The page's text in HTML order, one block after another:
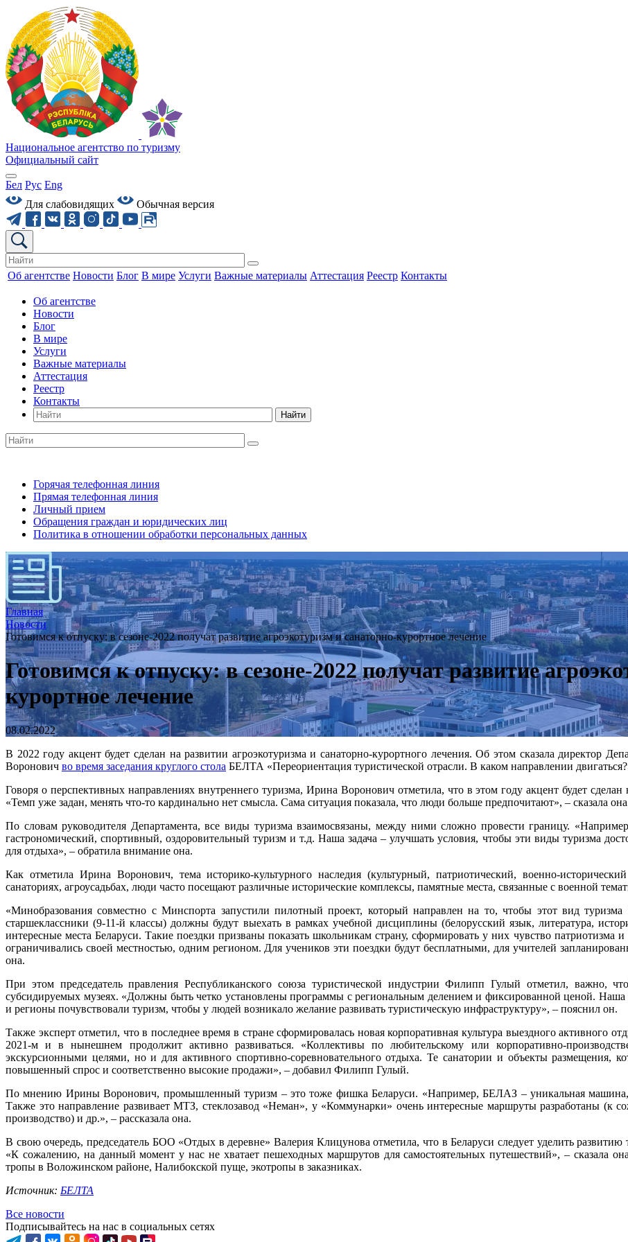
Национальное агентство по туризму
Официальный сайт
Бел Рус Eng
Для слабовидящих
Обычная версия
Об агентстве Новости Блог В мире Услуги Важные материалы Аттестация Реестр Контакты
Об агентстве
Новости
Блог
В мире
Услуги
Важные материалы
Аттестация
Реестр
Контакты
Найти
Горячая телефонная линия
Прямая телефонная линия
Личный прием
Обращения граждан и юридических лиц
Политика в отношении обработки персональных данных
Главная
Новости
Готовимся к отпуску: в сезоне-2022 получат развитие агроэкотуризм и санаторно-курортное лечение
Готовимся к отпуску: в сезоне-2022 получат развитие
курортное лечение
08.02.2022
В 2022 году акцент будет сделан на развитии агроэкотуризма и санаторно-курортного лечения. Об этом сказала директор
Воронович во время заседания круглого стола БЕЛТА «Переориентация туристической отрасли. В каком направлении
Говоря о перспективных направлениях внутреннего туризма, Ирина Воронович отметила, что в этом году акцент будет сделан
«Темп уже задан, менять что-то кардинально нет смысла. Сама ситуация показала, что люди больше предпочитают», – сказала
По словам руководителя Департамента, все виды туризма взаимосвязаны, между ними сложно провести границу.
гастрономический, спортивный, оздоровительный туризм и т.д. Наша задача – улучшать условия, чтобы эти виды туризма
для отдыха», – обратила внимание она.
Как отметила Ирина Воронович, тема историко-культурного наследия (культурный, патриотический, военно-
санаториях, агроусадьбах, люди часто посещают различные исторические комплексы, памятные места, связанные с военной
«Минобразования совместно с Минспорта запустили пилотный проект, который направлен на то, чтобы этот вид
старшеклассники (9-11-й классы) должны будут выехать в рамках учебной дисциплины (белорусский язык, литература,
интересные места Беларуси. Такие поездки призваны показать школьникам страну, сформировать у них чувство патриотизма
ограничивались своей местностью, одним регионом. Для учеников эти поездки будут бесплатными, для учителей
она.
При этом председатель правления Республиканского союза туристической индустрии Филипп Гулый отметил, важно,
субсидируемых музеях. «Должны быть четко установлены программы с региональным делением и фиксированной ценой. Наша
и регионы почувствовали туризм, чтобы у людей возникало желание развивать туристическую инфраструктуру», – пояснил он.
Также эксперт отметил, что в последнее время в стране сформировалась новая корпоративная культура выездного активного
2021-м и в нынешнем продолжит активно развиваться. «Коллективы по любительскому или корпоративно-
экскурсионными целями, но и для активного спортивно-соревновательного отдыха. Те санатории и объекты размещения,
повышенный спрос и соответственно высокие продажи», – добавил Филипп Гулый.
По мнению Ирины Воронович, промышленный туризм – это тоже фишка Беларуси. «Например, БЕЛАЗ – уникальная машина,
Также это направление развивает МТЗ, стеклозавод «Неман», у «Коммунарки» очень интересные маршруты разработаны (к
производство) и др.», – рассказала она.
В свою очередь, председатель БОО «Отдых в деревне» Валерия Клицунова отметила, что в Беларуси следует уделить
«К сожалению, на данный момент у нас не хватает пешеходных маршрутов для самостоятельных путешествий», – сказала
тропы в Воложинском районе, Налибокской пуще, экотропы в заказниках.
Источник: БЕЛТА
Все новости
Подписывайтесь на нас в социальных сетях